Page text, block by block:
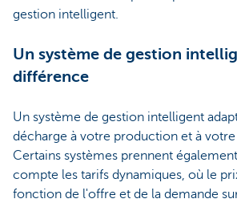
gestion intelligent.
Un système de gestion
différence
Un système de gestion intelligent
décharge à votre production et à
Certains systèmes prennent
compte les tarifs dynamiques, où le
fonction de l'offre et de la demande